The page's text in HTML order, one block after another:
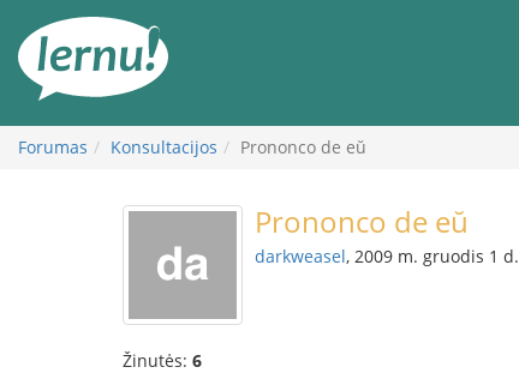
turinį
Forumas Konsultacijos Prononco de eŭ
Prononco de eŭ
darkweasel, 2009 m. gruodis 1 d.
Žinutės: 6